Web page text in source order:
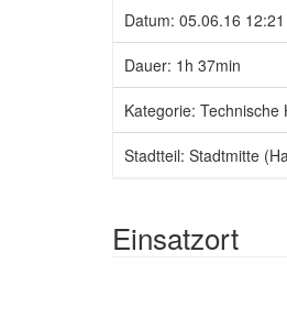
Datum: 05.06.16 12:21
Dauer: 1h 37min
Kategorie: Technische
Stadtteil: Stadtmitte
Einsatzort